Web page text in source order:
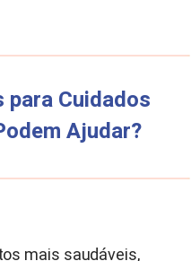
Cuidados
Ajudar?
mais saudáveis,